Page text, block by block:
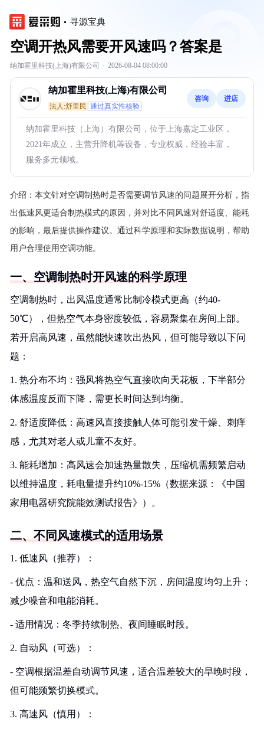
寻源宝典
空调开热风需要开风速吗？答案是
纳加霍里科技(上海)有限公司 · 2026-08-04 08:00:00
纳加霍里科技(上海)有限公司
法人:舒里民 通过真实性核验
咨询 进店
纳加霍里科技（上海）有限公司，位于上海嘉定工业区，
2021年成立，主营升降机等设备，专业权威，经验丰富，
服务多元领域。
介绍： 本文针对空调制热时是否需要调节风速的问题展开分析，指
出低速风更适合制热模式的原因，并对比不同风速对舒适度、能耗
的影响，最后提供操作建议。通过科学原理和实际数据说明，帮助
用户合理使用空调功能。
一、空调制热时开风速的科学原理
空调制热时，出风温度通常比制冷模式更高（约40-
50℃），但热空气本身密度较低，容易聚集在房间上部。
若开启高风速，虽然能快速吹出热风，但可能导致以下问
题：
1. 热分布不均：强风将热空气直接吹向天花板，下半部分
体感温度反而下降，需更长时间达到均衡。
2. 舒适度降低：高速风直接接触人体可能引发干燥、刺痒
感，尤其对老人或儿童不友好。
3. 能耗增加：高风速会加速热量散失，压缩机需频繁启动
以维持温度，耗电量提升约10%-15%（数据来源：《中国
家用电器研究院能效测试报告》）。
二、不同风速模式的适用场景
1. 低速风（推荐）：
- 优点：温和送风，热空气自然下沉，房间温度均匀上升；
减少噪音和电能消耗。
- 适用情况：冬季持续制热、夜间睡眠时段。
2. 自动风（可选）：
- 空调根据温差自动调节风速，适合温差较大的早晚时段，
但可能频繁切换模式。
3. 高速风（慎用）：